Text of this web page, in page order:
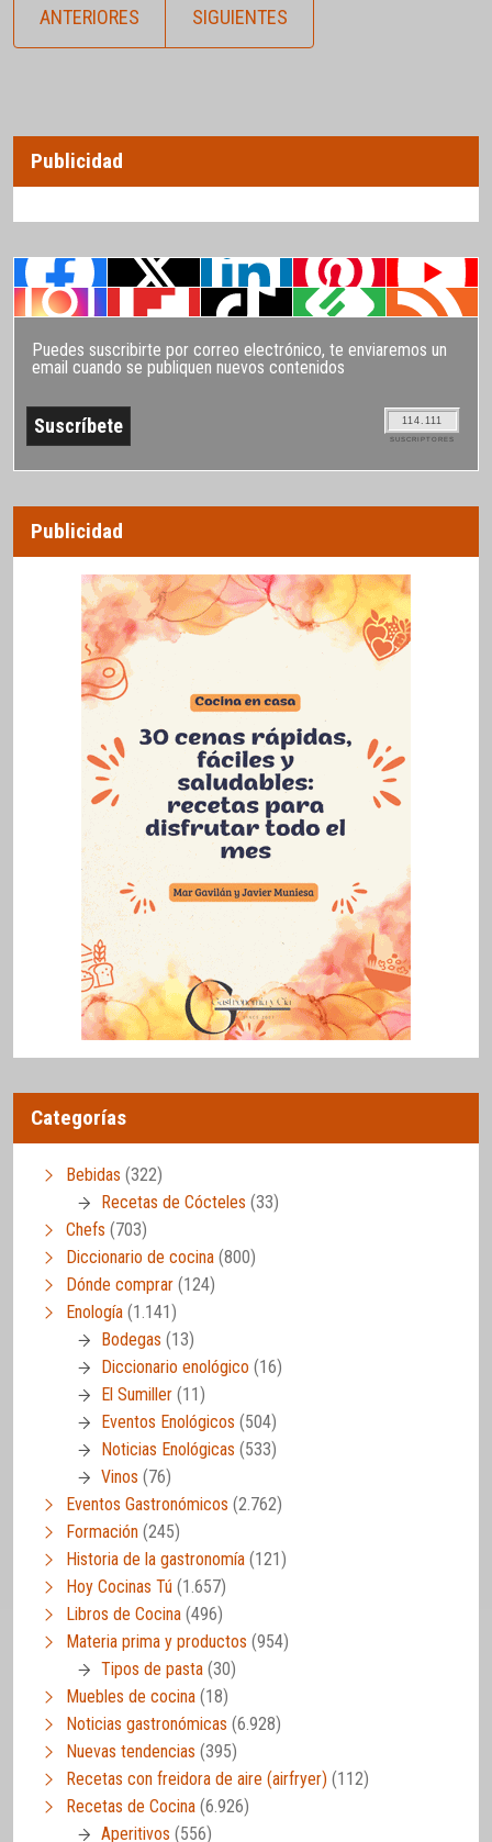
ANTERIORES SIGUIENTES
Publicidad
Puedes suscribirte por correo electrónico, te enviaremos un
email cuando se publiquen nuevos contenidos
114.111
SUSCRIPTORES
Publicidad
Categorías
Bebidas (322)
Recetas de Cócteles (33)
Chefs (703)
Diccionario de cocina (800)
Dónde comprar (124)
Enología (1.141)
Bodegas (13)
Diccionario enológico (16)
El Sumiller (11)
Eventos Enológicos (504)
Noticias Enológicas (533)
Vinos (76)
Eventos Gastronómicos (2.762)
Formación (245)
Historia de la gastronomía (121)
Hoy Cocinas Tú (1.657)
Libros de Cocina (496)
Materia prima y productos (954)
Tipos de pasta (30)
Muebles de cocina (18)
Noticias gastronómicas (6.928)
Nuevas tendencias (395)
Recetas con freidora de aire (airfryer) (112)
Recetas de Cocina (6.926)
Aperitivos (556)